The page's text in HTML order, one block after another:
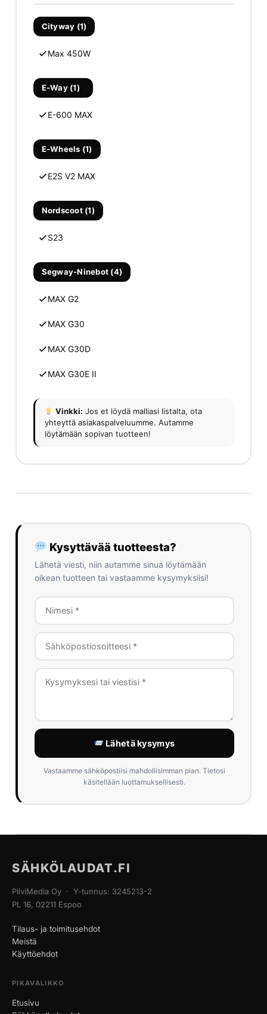
Cityway (1)
Max 450W
E-Way (1)
E-600 MAX
E-Wheels (1)
E2S V2 MAX
Nordscoot (1)
S23
Segway-Ninebot (4)
MAX G2
MAX G30
MAX G30D
MAX G30E II
Vinkki: Jos et löydä malliasi listalta, ota
yhteyttä asiakaspalveluumme. Autamme
löytämään sopivan tuotteen!
Kysyttävää tuotteesta?
Lähetä viesti, niin autamme sinua löytämään
oikean tuotteen tai vastaamme kysymyksiisi!
Lähetä kysymys
Vastaamme sähköpostiisi mahdollisimman pian. Tietosi
käsitellään luottamuksellisesti.
SÄHKÖLAUDAT.FI
PilviMedia Oy · Y-tunnus: 3245213-2
PL 16, 02211 Espoo
Tilaus- ja toimitusehdot
Meistä
Käyttöehdot
PIKAVALIKKO
Etusivu